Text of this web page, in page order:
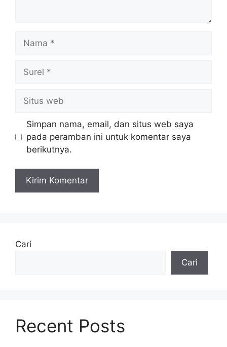
web
Simpan nama, email, dan situs web saya
pada peramban ini untuk komentar saya
berikutnya.
Cari
Cari
Recent Posts